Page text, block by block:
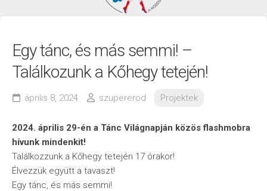
Egy tánc, és más semmi! –
Találkozunk a Kőhegy tetején!
április 8, 2024 szupererod Projektek
2024. április 29-én a Tánc Világnapján közös flashmobra
hívunk mindenkit!
Találkozzunk a Kőhegy tetején 17 órakor!
Élvezzük együtt a tavaszt!
Egy tánc, és más semmi!